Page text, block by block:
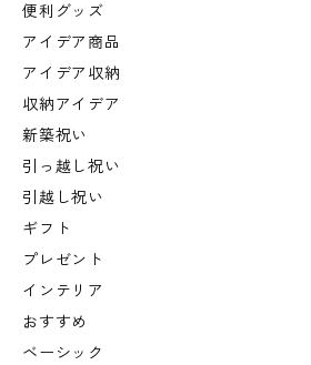
便利グッズ
アイデア商品
アイデア収納
収納アイデア
新築祝い
引っ越し祝い
引越し祝い
ギフト
プレゼント
インテリア
おすすめ
ベーシック